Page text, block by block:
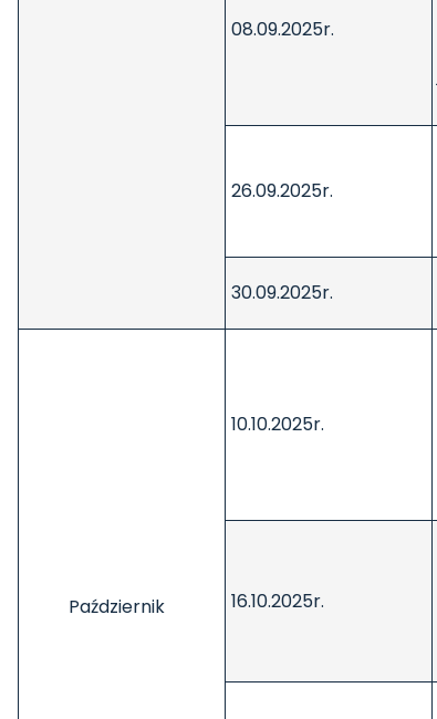
08.09.2025r.
26.09.2025r.
30.09.2025r.
Październik
10.10.2025r.
16.10.2025r.